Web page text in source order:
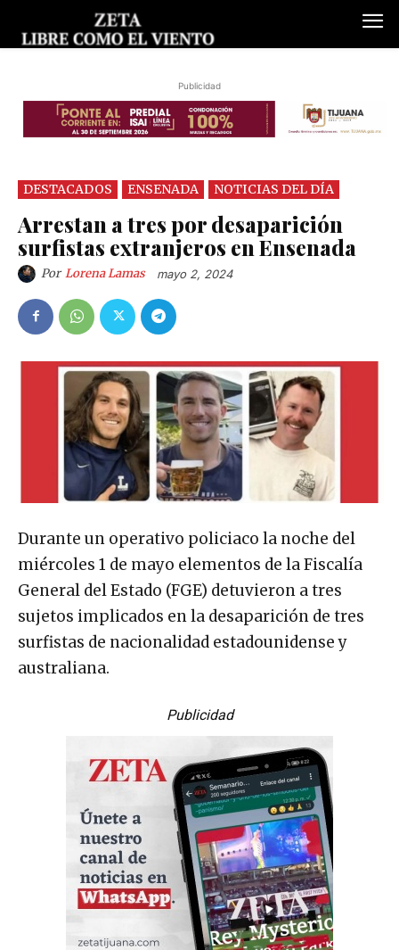
Publicidad
DESTACADOS ENSENADA NOTICIAS DEL DÍA
Arrestan a tres por desaparición
surfistas extranjeros en Ensenada
Por Lorena Lamas mayo 2, 2024
Durante un operativo policiaco la noche del
miércoles 1 de mayo elementos de la Fiscalía
General del Estado (FGE) detuvieron a tres
sujetos implicados en la desaparición de tres
surfistas de nacionalidad estadounidense y
australiana.
Publicidad